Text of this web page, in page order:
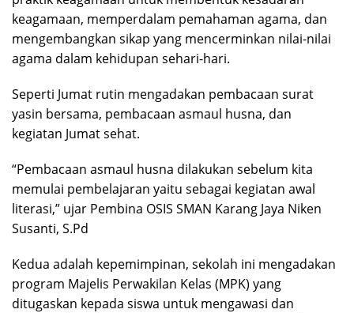
keagamaan, memperdalam pemahaman agama, dan
mengembangkan sikap yang mencerminkan nilai-nilai
agama dalam kehidupan sehari-hari.
Seperti Jumat rutin mengadakan pembacaan surat
yasin bersama, pembacaan asmaul husna, dan
kegiatan Jumat sehat.
“Pembacaan asmaul husna dilakukan sebelum kita
memulai pembelajaran yaitu sebagai kegiatan awal
literasi,” ujar Pembina OSIS SMAN Karang Jaya Niken
Susanti, S.Pd
Kedua adalah kepemimpinan, sekolah ini mengadakan
program Majelis Perwakilan Kelas (MPK) yang
ditugaskan kepada siswa untuk mengawasi dan